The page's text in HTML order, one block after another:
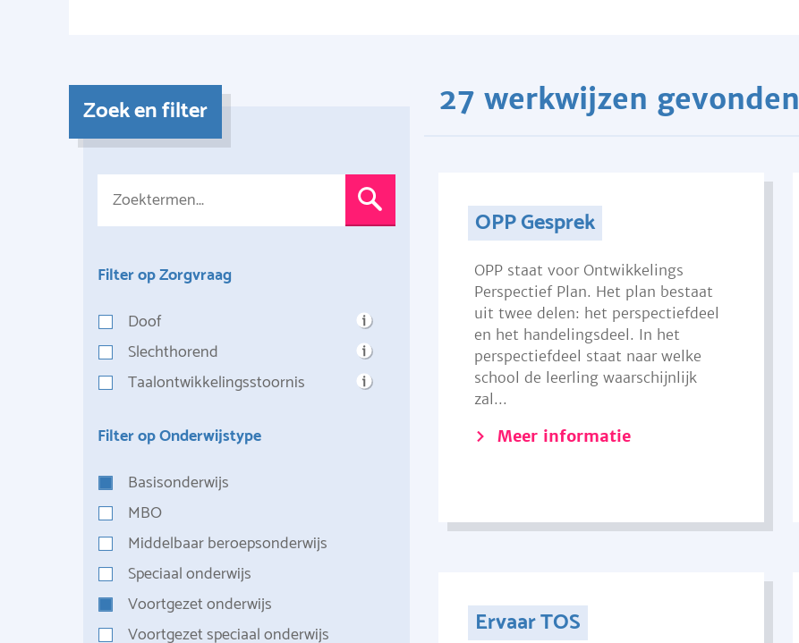
Zoek en filter
Filter op Zorgvraag
Doof
Slechthorend
Taalontwikkelingsstoornis
Filter op Onderwijstype
Basisonderwijs
MBO
Middelbaar beroepsonderwijs
Speciaal onderwijs
Voortgezet onderwijs
Voortgezet speciaal onderwijs
27 werkwijzen gevonden
OPP Gesprek
OPP staat voor Ontwikkelings
Perspectief Plan. Het plan bestaat
uit twee delen: het perspectiefdeel
en het handelingsdeel. In het
perspectiefdeel staat naar welke
school de leerling waarschijnlijk
zal...
Meer informatie
Ervaar TOS